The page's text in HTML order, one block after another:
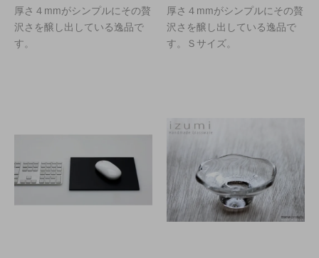
厚さ４mmがシンプルにその贅
沢さを醸し出している逸品で
す。
厚さ４mmがシンプルにその贅
沢さを醸し出している逸品で
す。Ｓサイズ。